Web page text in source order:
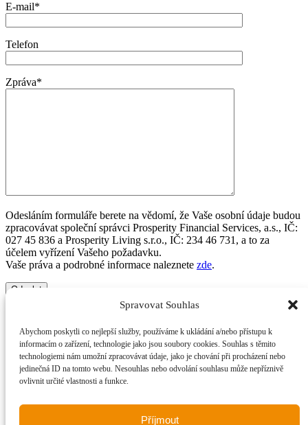
Spravovat Souhlas
Abychom poskytli co nejlepší služby, používáme k ukládání a/nebo přístupu k
informacím o zařízení, technologie jako jsou soubory cookies. Souhlas s těmito
technologiemi nám umožní zpracovávat údaje, jako je chování při procházení nebo
jedinečná ID na tomto webu. Nesouhlas nebo odvolání souhlasu může nepříznivě
ovlivnit určité vlastnosti a funkce.
Příjmout
E-mail*
Telefon
Zpráva*
Odesláním formuláře berete na vědomí, že Vaše osobní údaje budou
zpracovávat společní správci Prosperity Financial Services, a.s., IČ:
027 45 836 a Prosperity Living s.r.o., IČ: 234 46 731, a to za
účelem vyřízení Vašeho požadavku.
Vaše práva a podrobné informace naleznete zde.
© 2025 Prosperity Financial Services a.s.
Dokumenty ke stažení|Zásady cookies
Close
Menu
Chci prodat
Chci pronajmout
Družstva